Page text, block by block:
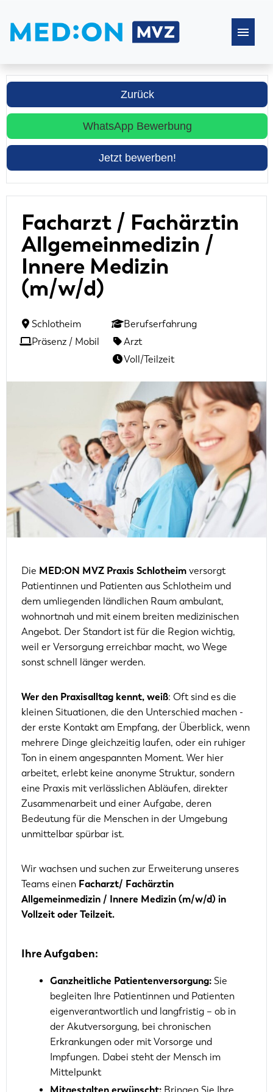
Stellenangebote
Häufige Fragen
Zurück
WhatsApp Bewerbung
Jetzt bewerben!
Facharzt / Fachärztin
Allgemeinmedizin /
Innere Medizin
(m/w/d)
Schlotheim
Präsenz / Mobil
Berufserfahrung
Arzt
Voll/Teilzeit
Die MED:ON MVZ Praxis Schlotheim versorgt
Patientinnen und Patienten aus Schlotheim und
dem umliegenden ländlichen Raum ambulant,
wohnortnah und mit einem breiten medizinischen
Angebot. Der Standort ist für die Region wichtig,
weil er Versorgung erreichbar macht, wo Wege
sonst schnell länger werden.
Wer den Praxisalltag kennt, weiß: Oft sind es die
kleinen Situationen, die den Unterschied machen -
der erste Kontakt am Empfang, der Überblick, wenn
mehrere Dinge gleichzeitig laufen, oder ein ruhiger
Ton in einem angespannten Moment. Wer hier
arbeitet, erlebt keine anonyme Struktur, sondern
eine Praxis mit verlässlichen Abläufen, direkter
Zusammenarbeit und einer Aufgabe, deren
Bedeutung für die Menschen in der Umgebung
unmittelbar spürbar ist.
Wir wachsen und suchen zur Erweiterung unseres
Teams einen Facharzt/ Fachärztin
Allgemeinmedizin / Innere Medizin (m/w/d) in
Vollzeit oder Teilzeit.
Ihre Aufgaben:
Ganzheitliche Patientenversorgung: Sie
begleiten Ihre Patientinnen und Patienten
eigenverantwortlich und langfristig – ob in
der Akutversorgung, bei chronischen
Erkrankungen oder mit Vorsorge und
Impfungen. Dabei steht der Mensch im
Mittelpunkt